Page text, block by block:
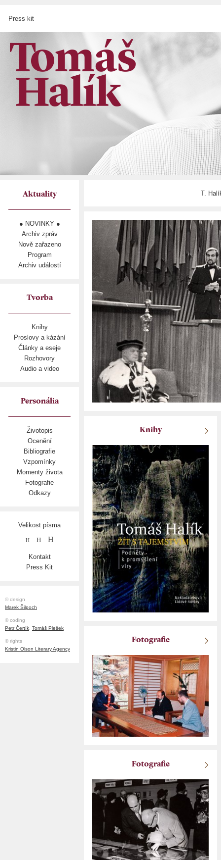
Press kit
Aktuality
● NOVINKY ●
Archiv zpráv
Nově zařazeno
Program
Archiv událostí
Tvorba
Knihy
Proslovy a kázání
Články a eseje
Rozhovory
Audio a video
Personália
Životopis
Ocenění
Bibliografie
Vzpomínky
Momenty života
Fotografie
Odkazy
Velikost písma
H H H
Kontakt
Press Kit
© design
Marek Šilpoch
© coding
Petr Čertík, Tomáš Plešek
© rights
Kristin Olson Literary Agency
T.
Knihy
Fotografie
Fotografie